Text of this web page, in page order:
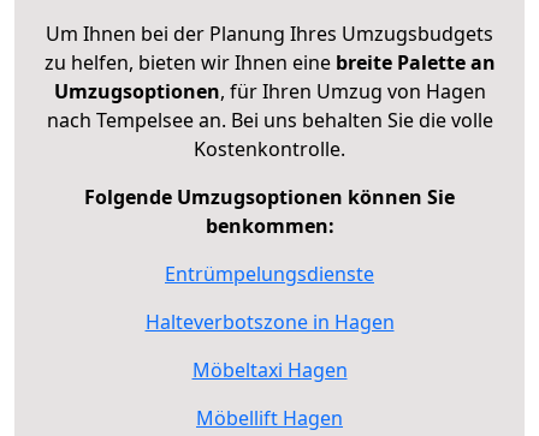
Um Ihnen bei der Planung Ihres Umzugsbudgets
zu helfen, bieten wir Ihnen eine breite Palette an
Umzugsoptionen, für Ihren Umzug von Hagen
nach Tempelsee an. Bei uns behalten Sie die volle
Kostenkontrolle.
Folgende Umzugsoptionen können Sie
benkommen:
Entrümpelungsdienste
Halteverbotszone in Hagen
Möbeltaxi Hagen
Möbellift Hagen